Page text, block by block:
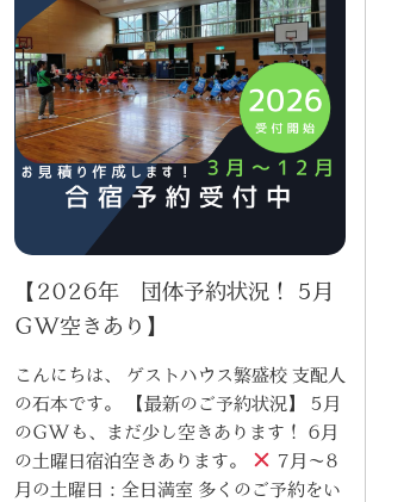
【2026年 団体予約状況！ 5月
GW空きあり】
こんにちは、 ゲストハウス繁盛校 支配人
の石本です。 【最新のご予約状況】 5月
のGWも、まだ少し空きあります！ 6月
の土曜日宿泊空きあります。
7月〜8
月の土曜日：全日満室 多くのご予約をい